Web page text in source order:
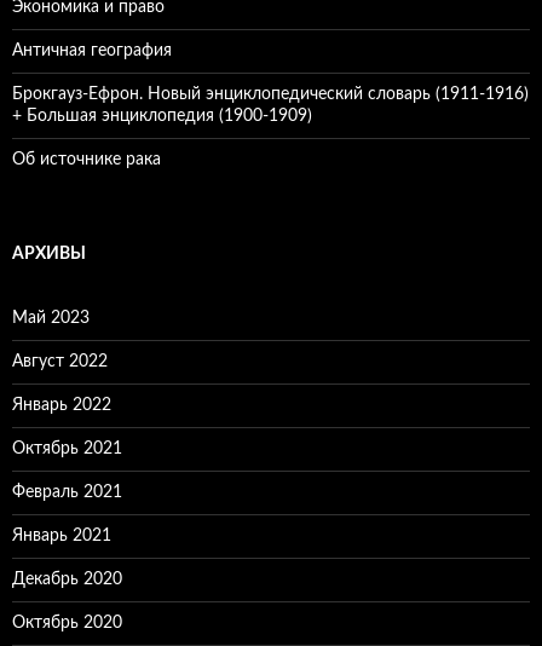
Экономика и право
Античная география
Брокгауз-Ефрон. Новый энциклопедический словарь (1911-1916)
+ Большая энциклопедия (1900-1909)
Об источнике рака
АРХИВЫ
Май 2023
Август 2022
Январь 2022
Октябрь 2021
Февраль 2021
Январь 2021
Декабрь 2020
Октябрь 2020